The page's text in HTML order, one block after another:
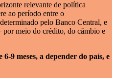
relevante de política
ao período entre o
pelo Banco Central, e
por meio do crédito, do câmbio e
9 meses, a depender do país, e